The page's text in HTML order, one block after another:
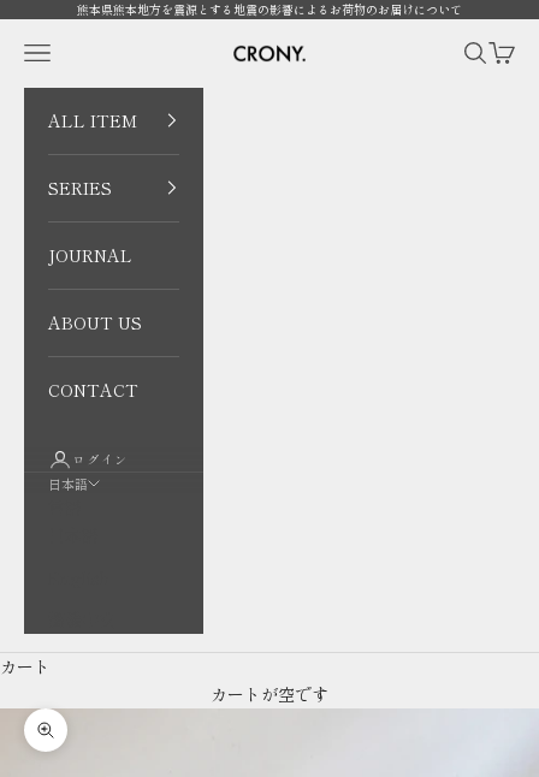
コンテンツへスキップ
熊本県熊本地方を震源とする地震の影響によるお荷物のお届けについて
CRONY. ONLINE
メニューを開く 検索を開
カー
ALL ITEM
SERIES
JOURNAL
ABOUT US
CONTACT
ログイン
日本語
カート
カートが空です
ズームイン